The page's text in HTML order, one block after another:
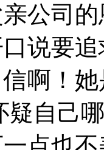
公司
说要
啊！
疑自己